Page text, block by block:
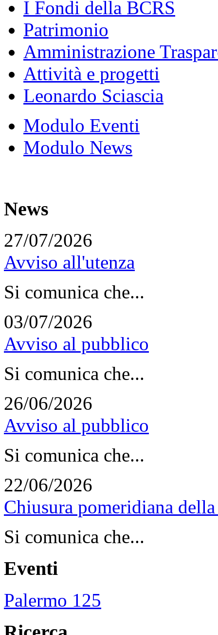
I Fondi della BCRS
Patrimonio
Amministrazione
Attività e progetti
Leonardo Sciascia
Modulo Eventi
Modulo News
News
27/07/2026
Avviso all'utenza
Si comunica che...
03/07/2026
Avviso al pubblico
Si comunica che...
26/06/2026
Avviso al pubblico
Si comunica che...
22/06/2026
Chiusura pomeridiana
Si comunica che...
Eventi
Palermo 125